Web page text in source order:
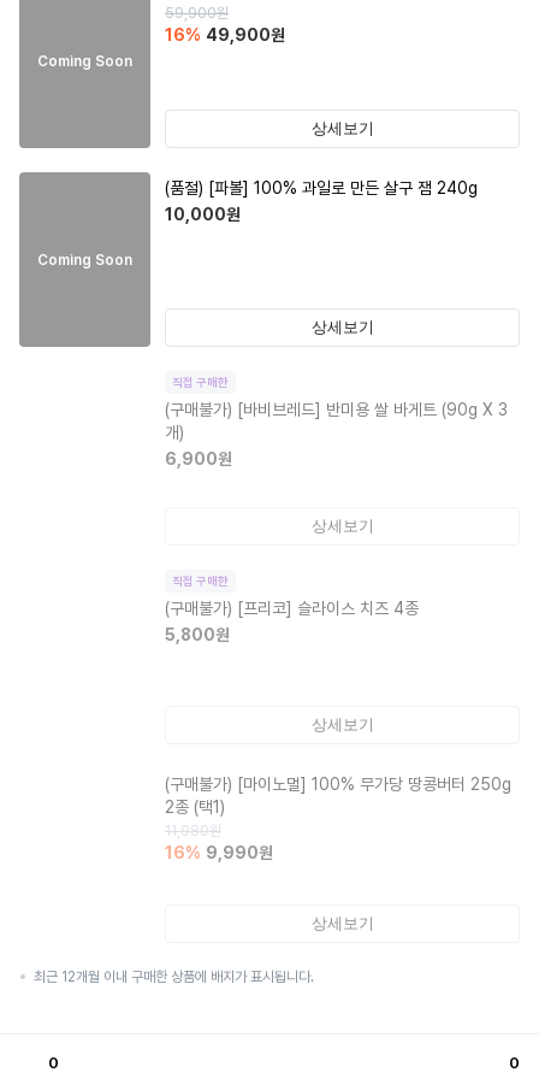
Coming Soon
59,900원
16% 49,900원
상세보기
Coming Soon
(품절) [파볼] 100% 과일로 만든 살구 잼 240g
10,000원
상세보기
직접 구매한
(구매불가) [바비브레드] 반미용 쌀 바게트 (90g X 3
개)
6,900원
상세보기
직접 구매한
(구매불가) [프리코] 슬라이스 치즈 4종
5,800원
상세보기
(구매불가) [마이노멀] 100% 무가당 땅콩버터 250g
2종 (택1)
11,980원
16% 9,990원
상세보기
최근 12개월 이내 구매한 상품에 배지가 표시됩니다.
0 0